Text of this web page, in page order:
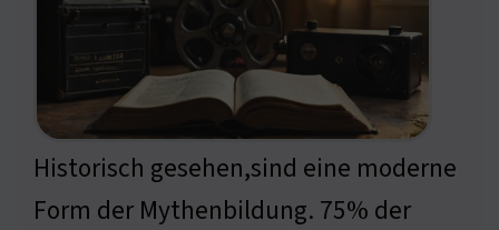
Historisch gesehen,sind eine moderne
Form der Mythenbildung. 75% der